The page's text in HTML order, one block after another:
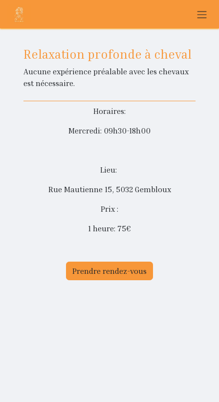
Se rendre au contenu
Relaxation profonde à cheval
Aucune expérience préalable avec les chevaux
est nécessaire.
Horaires:
Mercredi: 09h30-18h00
Lieu:
Rue Mautienne 15, 5032 Gembloux
Prix :
1 heure: 75€
Prendre rendez-vous